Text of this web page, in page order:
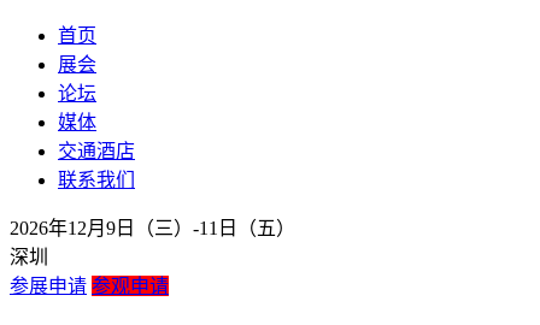
首页
展会
论坛
媒体
交通酒店
联系我们
2026年12月9日（三）-11日（五）
深圳
参展申请 参观申请